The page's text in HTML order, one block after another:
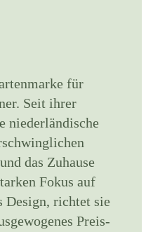
für
Seit ihrer
niederländische
das Zuhause
Fokus auf
Design, richtet sie
Preis-